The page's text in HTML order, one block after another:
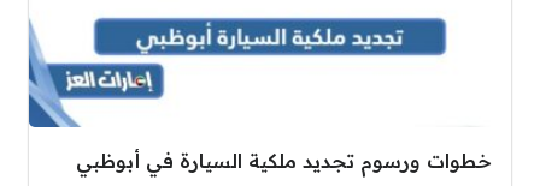
خطوات ورسوم تجديد ملكية السيارة في أبوظبي